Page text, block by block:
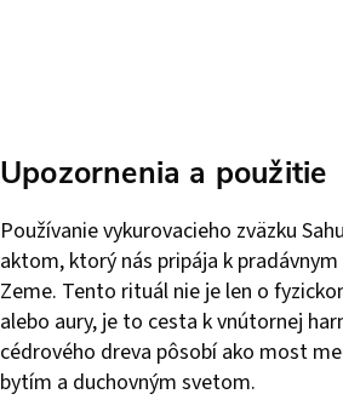
Upozornenia a použitie
Používanie vykurovacieho zväzku
aktom, ktorý nás pripája k
Zeme. Tento rituál nie je len o
alebo aury, je to cesta k vnútornej
cédrového dreva pôsobí ako most
bytím a duchovným svetom.